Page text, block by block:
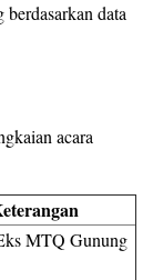
berdasarkan data
acara
MTQ Gunung